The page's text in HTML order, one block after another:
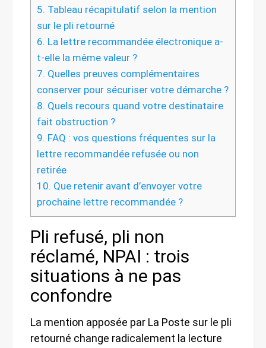
5. Tableau récapitulatif selon la mention
sur le pli retourné
6. La lettre recommandée électronique a-
t-elle la même valeur ?
7. Quelles preuves complémentaires
conserver pour sécuriser votre démarche ?
8. Quels recours quand votre destinataire
fait obstruction ?
9. FAQ : vos questions fréquentes sur la
lettre recommandée refusée ou non
retirée
10. Que retenir avant d’envoyer votre
prochaine lettre recommandée ?
Pli refusé, pli non
réclamé, NPAI : trois
situations à ne pas
confondre
La mention apposée par La Poste sur le pli
retourné change radicalement la lecture